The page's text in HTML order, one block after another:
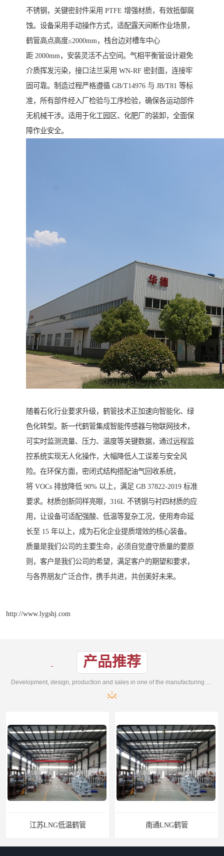
不锈钢，关键密封件采用 PTFE 增强材质，有效抵御腐
蚀。设备采用手动操作方式，适配露天间断作业场景，
鹤管高点高度≤2000mm，栈台边对槽车中心
距 2000mm，安装灵活不占空间。气相平衡管设计避免
介质挥发污染，接口法兰采用 WN-RF 密封面，连接牢
固可靠。制造过程严格遵循 GB/T14976 与 JB/T81 等标
准，所有部件经入厂检验与工序检验，确保各运动部件
无机械干涉。适用于化工园区、化肥厂的装卸，全面保
障作业安全。
随着石化行业要求升级，鹤管技术正加速向智能化、绿
色化转型。新一代鹤管集成智能传感器与物联网技术，
可实时监测流量、压力、温度等关键数据，通过远程监
控系统实现无人化操作，大幅降低人工误差与安全风
险。在环保方面，密闭式结构搭配油气回收系统，
将 VOCs 排放降低 90% 以上，满足 GB 37822-2019 标准
要求。材质创新同样亮眼，316L 不锈钢与衬四材质的应
用，让设备可适配强酸、低温等复杂工况，使用寿命延
长至 15 年以上，成为石化企业提质增效的核心装备。
质量是我们公司的主要生命，必须自觉遵守质量的要原
则，客户是我们公司的希望，满足客户的期望和要求，
与各界朋友广泛合作，携手共进，共创美好未来。
http://www.lygshj.com
产品推荐
Development, design, production and sales in one of the manufacturing enterprises
江苏LNG低温鹤管 南通LNG鹤管